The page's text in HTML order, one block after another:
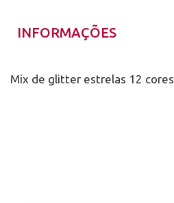
INFORMAÇÕES
Mix de glitter estrelas 12 cores